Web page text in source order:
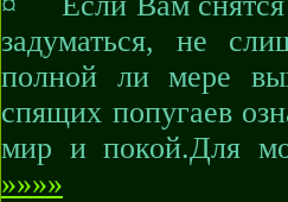
задуматься, не
полной ли мере
спящих попугаев
мир и покой.Для
»»»»